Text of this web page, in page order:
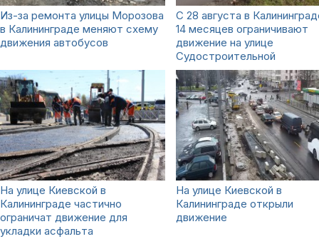
Из-за ремонта улицы Морозова
в Калининграде меняют схему
движения автобусов
С 28 августа в
14 месяцев ограничивают
движение на улице
Судостроительной
На улице Киевской в
Калининграде частично
ограничат движение для
укладки асфальта
На улице Киевской в
Калининграде открыли
движение